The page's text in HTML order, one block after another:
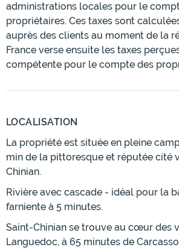
administrations locales pour le
propriétaires. Ces taxes sont
auprès des clients au moment de la
France verse ensuite les taxes
compétente pour le compte des
LOCALISATION
La propriété est située en pleine
min de la pittoresque et réputée cité
Chinian.
Rivière avec cascade - idéal pour la
farniente à 5 minutes.
Saint-Chinian se trouve au cœur des
Languedoc, à 65 minutes de